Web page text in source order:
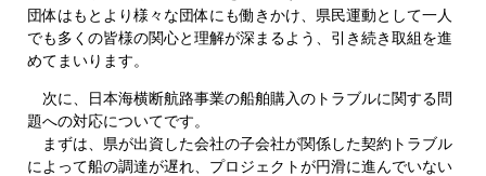
団体はもとより様々な団体にも働きかけ、県民運動として一人
でも多くの皆様の関心と理解が深まるよう、引き続き取組を進
めてまいります。
次に、日本海横断航路事業の船舶購入のトラブルに関する問
題への対応についてです。
まずは、県が出資した会社の子会社が関係した契約トラブル
によって船の調達が遅れ、プロジェクトが円滑に進んでいない